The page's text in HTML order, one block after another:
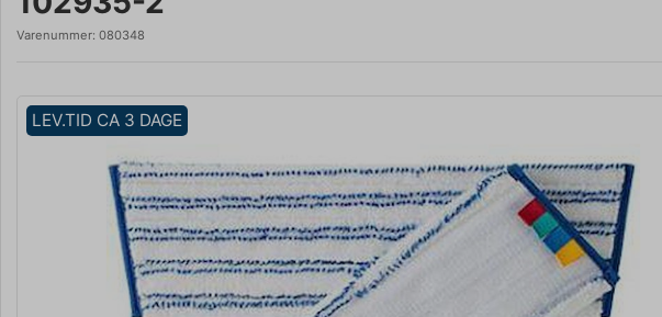
Varenummer: 080348
LEV.TID CA 3 DAGE